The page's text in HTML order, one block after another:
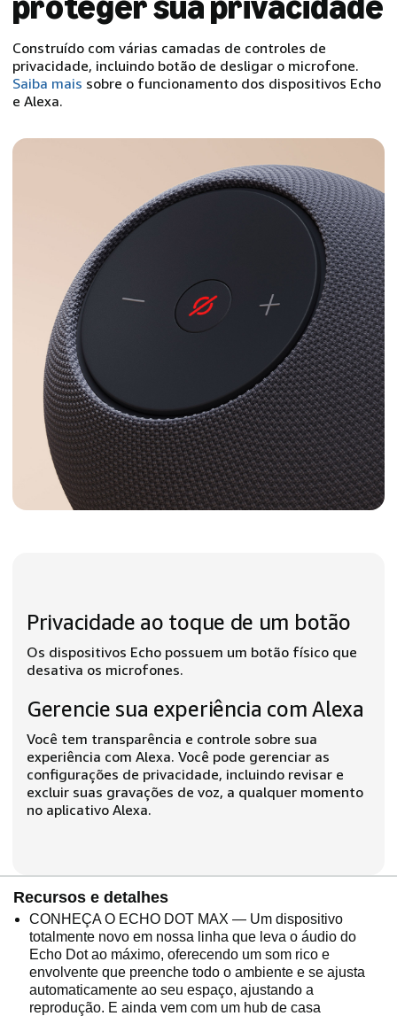
Construído com várias camadas de controles de
privacidade, incluindo botão de desligar o microfone.
Saiba mais sobre o funcionamento dos dispositivos Echo
e Alexa.
Privacidade ao toque de um botão
Os dispositivos Echo possuem um botão físico que
desativa os microfones.
Gerencie sua experiência com Alexa
Você tem transparência e controle sobre sua
experiência com Alexa. Você pode gerenciar as
configurações de privacidade, incluindo revisar e
excluir suas gravações de voz, a qualquer momento
no aplicativo Alexa.
Recursos e detalhes
CONHEÇA O ECHO DOT MAX — Um dispositivo
totalmente novo em nossa linha que leva o áudio do
Echo Dot ao máximo, oferecendo um som rico e
envolvente que preenche todo o ambiente e se ajusta
automaticamente ao seu espaço, ajustando a
reprodução. E ainda vem com um hub de casa